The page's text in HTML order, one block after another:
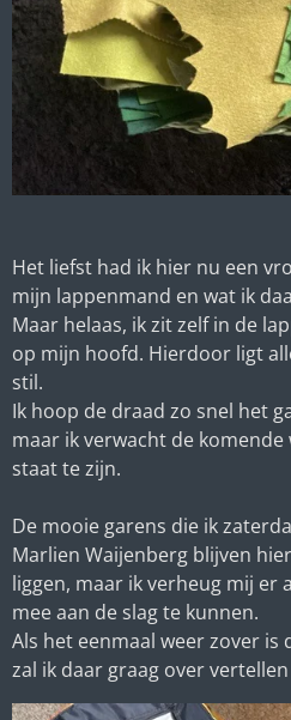
Het liefst had ik hier nu een
mijn lappenmand en wat ik
Maar helaas, ik zit zelf in de
op mijn hoofd. Hierdoor ligt
stil.
Ik hoop de draad zo snel het
maar ik verwacht de
staat te zijn.
De mooie garens die ik
Marlien Waijenberg blijven
liggen, maar ik verheug mij
mee aan de slag te kunnen.
Als het eenmaal weer zover is
zal ik daar graag over